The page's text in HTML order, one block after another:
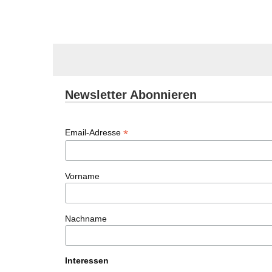
Newsletter Abonnieren
Email-Adresse *
Vorname
Nachname
Interessen